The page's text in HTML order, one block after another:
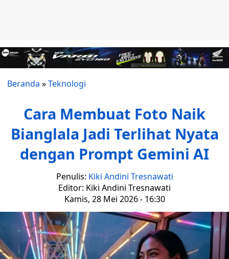
Beranda »Teknologi
Cara Membuat Foto Naik
Bianglala Jadi Terlihat Nyata
dengan Prompt Gemini AI
Penulis: Kiki Andini Tresnawati
Editor: Kiki Andini Tresnawati
Kamis, 28 Mei 2026 - 16:30